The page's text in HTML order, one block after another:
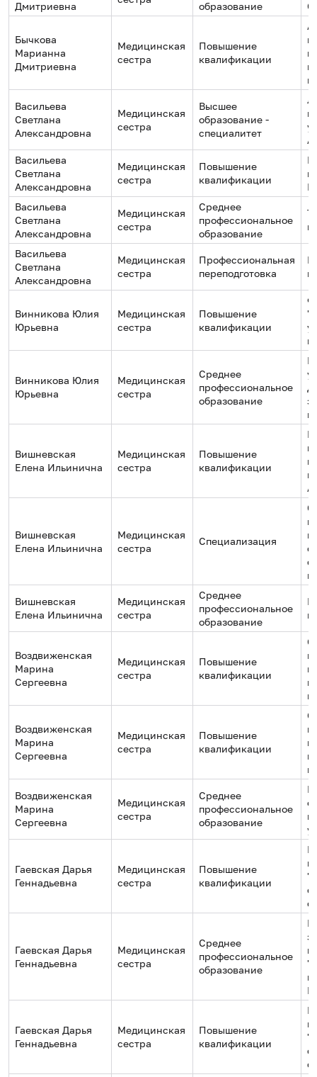
Дмитриевна
образование
Бычкова
Марианна
Дмитриевна
Медицинская
сестра
Повышение
квалификации
Васильева
Светлана
Александровна
Медицинская
сестра
Высшее
образование -
специалитет
Васильева
Светлана
Александровна
Медицинская
сестра
Повышение
квалификации
Васильева
Светлана
Александровна
Медицинская
сестра
Среднее
профессиональное
образование
7
Васильева
Светлана
Александровна
Медицинская
сестра
Профессиональная
переподготовка
Винникова Юлия
Юрьевна
Медицинская
сестра
Повышение
квалификации
Винникова Юлия
Юрьевна
Медицинская
сестра
Среднее
профессиональное
образование
Вишневская
Елена Ильинична
Медицинская
сестра
Повышение
квалификации
Вишневская
Елена Ильинична
Медицинская
сестра
Специализация
Вишневская
Елена Ильинична
Медицинская
сестра
Среднее
профессиональное
образование
Воздвиженская
Марина
Сергеевна
Медицинская
сестра
Повышение
квалификации
Воздвиженская
Марина
Сергеевна
Медицинская
сестра
Повышение
квалификации
Воздвиженская
Марина
Сергеевна
Медицинская
сестра
Среднее
профессиональное
образование
Гаевская Дарья
Геннадьевна
Медицинская
сестра
Повышение
квалификации
Гаевская Дарья
Геннадьевна
Медицинская
сестра
Среднее
профессиональное
образование
Гаевская Дарья
Геннадьевна
Медицинская
сестра
Повышение
квалификации